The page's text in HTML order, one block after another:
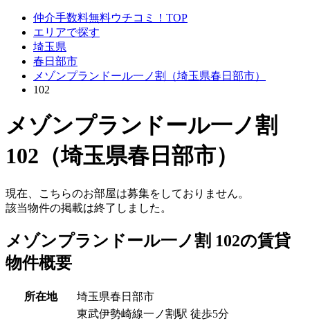
仲介手数料無料ウチコミ！TOP
エリアで探す
埼玉県
春日部市
メゾンプランドール一ノ割（埼玉県春日部市）
102
メゾンプランドール一ノ割
102（埼玉県春日部市）
現在、こちらのお部屋は募集をしておりません。
該当物件の掲載は終了しました。
メゾンプランドール一ノ割 102の賃貸
物件概要
所在地 埼玉県春日部市
東武伊勢崎線一ノ割駅 徒歩5分